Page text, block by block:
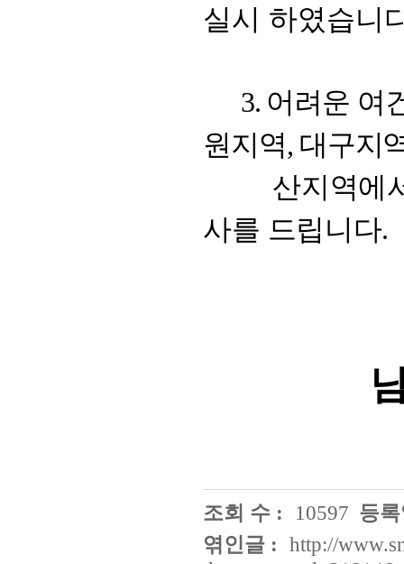
실시 하였습니
3. 어려운 여
원지역, 대구지
산지역에서
사를 드립니다.
조회 수 : 10597 등
엮인글 : http://